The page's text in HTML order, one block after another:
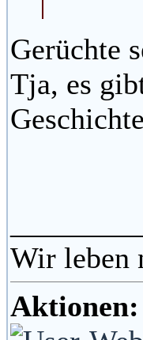
Gerüchte
Tja, es
Wir leben
Aktionen: